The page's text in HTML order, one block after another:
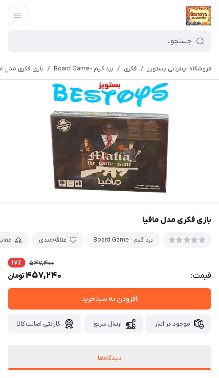
فروشگاه اینترنتی بستویز / فکری / برد گیم - Board Game / بازی فکری مدل
بازی فکری مدل مافیا
برد گیم - Board Game علاقه‌مندی
قیمت:
547,400 17٪
457,240تومان
افزودن به سبدخرید
موجود در انبار ارسال سریع گارانتی اصالت کالا
دیدگاه‌ها